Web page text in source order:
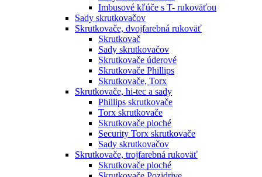
Imbusové kľúče s T- rukoväťou
Sady skrutkovačov
Skrutkovače, dvojfarebná rukoväť
Skrutkovač
Sady skrutkovačov
Skrutkovače úderové
Skrutkovače Phillips
Skrutkovače, Torx
Skrutkovače, hi-tec a sady
Phillips skrutkovače
Torx skrutkovače
Skrutkovače ploché
Security Torx skrutkovače
Sady skrutkovačov
Skrutkovače, trojfarebná rukoväť
Skrutkovače ploché